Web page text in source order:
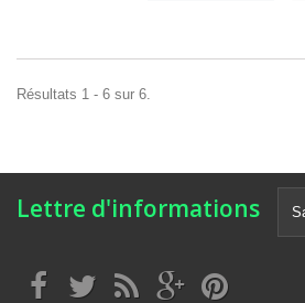
Résultats 1 - 6 sur 6.
Lettre d'informations